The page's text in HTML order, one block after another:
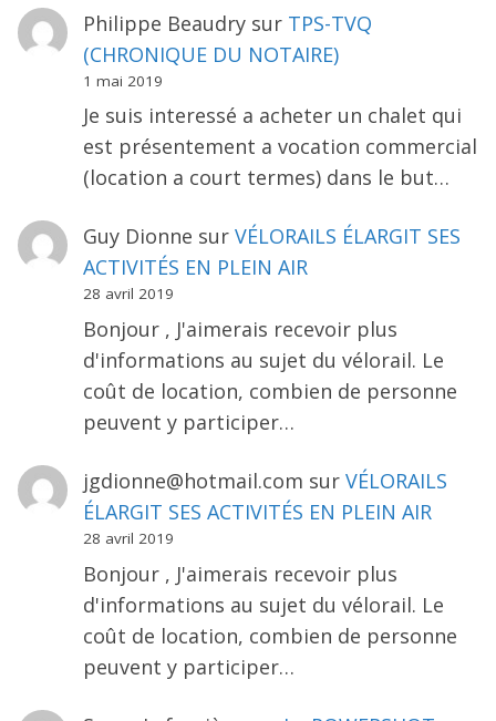
Philippe Beaudrysur TPS-TVQ
(CHRONIQUE DU NOTAIRE)
1 mai 2019
Je suis interessé a acheter un chalet qui
est présentement a vocation commercial
(location a court termes) dans le but…
Guy Dionne sur VÉLORAILS ÉLARGIT SES
ACTIVITÉS EN PLEIN AIR
28 avril 2019
Bonjour , J'aimerais recevoir plus
d'informations au sujet du vélorail. Le
coût de location, combien de personne
peuvent y participer…
jgdionne@hotmail.com sur VÉLORAILS
ÉLARGIT SES ACTIVITÉS EN PLEIN AIR
28 avril 2019
Bonjour , J'aimerais recevoir plus
d'informations au sujet du vélorail. Le
coût de location, combien de personne
peuvent y participer…